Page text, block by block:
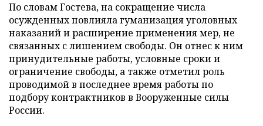
По словам Гостева, на сокращение числа
осужденных повлияла гуманизация уголовных
наказаний и расширение применения мер, не
связанных с лишением свободы. Он отнес к ним
принудительные работы, условные сроки и
ограничение свободы, а также отметил роль
проводимой в последнее время работы по
подбору контрактников в Вооруженные силы
России.